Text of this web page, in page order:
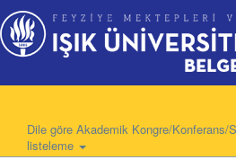
Dile göre Akademik Kongre/Konferans/
listeleme